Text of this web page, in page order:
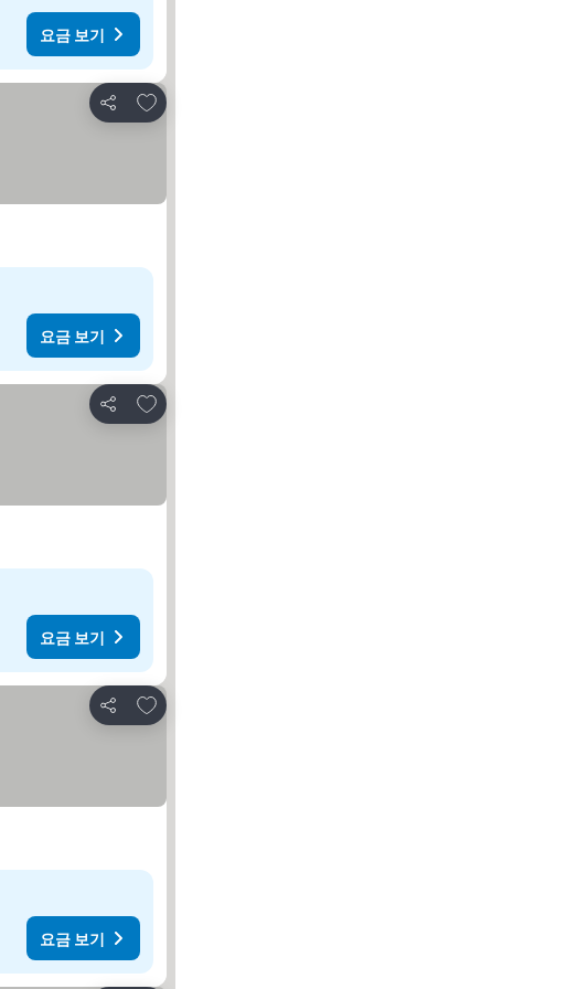
요금 보기
공유
즐겨찾기에 추가
요금 보기
공유
즐겨찾기에 추가
요금 보기
공유
즐겨찾기에 추가
요금 보기